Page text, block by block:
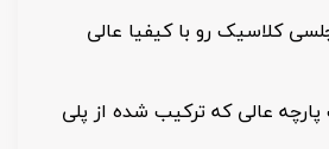
کلاسیک رو با کیفیا عالی
عالی که ترکیب شده از پلی